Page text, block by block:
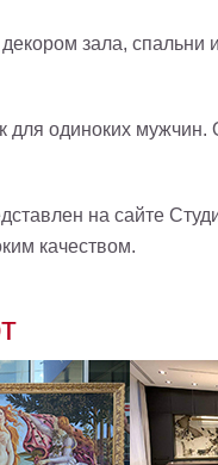
зала,
одиноких
на сайте
качеством.